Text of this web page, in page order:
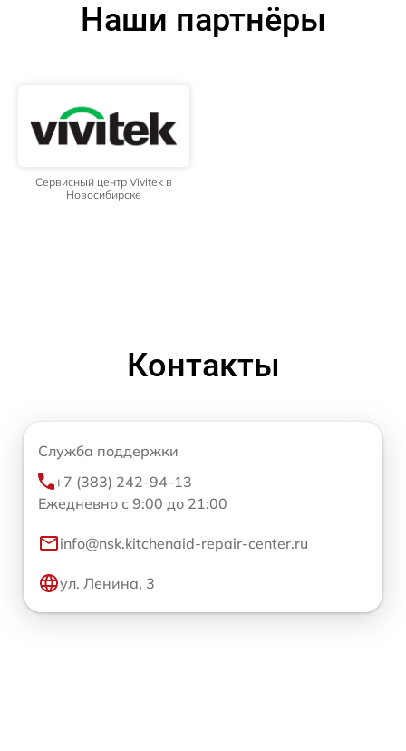
Наши партнёры
Сервисный центр Vivitek в
Новосибирске
Контакты
Служба поддержки
+7 (383) 242-94-13
Ежедневно с 9:00 до 21:00
info@nsk.kitchenaid-repair-center.ru
ул. Ленина, 3